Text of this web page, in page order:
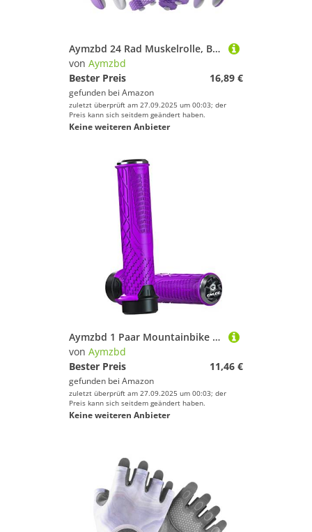
Aymzbd 24 Rad Muskelrolle, Beinmassagezubehör, Handgehaltenes Ergonomisches Kreismassagewerkzeug für, Oberschenkel, Wade, Sport Im Innenbereich, Lila
von Aymzbd
Bester Preis
16,89 €
gefunden bei Amazon
zuletzt überprüft am 27.09.2025 um 00:03; der
Preis kann sich seitdem geändert haben.
Keine weiteren Anbieter
Aymzbd 1 Paar Mountainbike Griffe, Stoßdämpfende Fahrrad Lenkergriffe, 22,2 Mm Lenker, Lila
von Aymzbd
Bester Preis
11,46 €
gefunden bei Amazon
zuletzt überprüft am 27.09.2025 um 00:03; der
Preis kann sich seitdem geändert haben.
Keine weiteren Anbieter